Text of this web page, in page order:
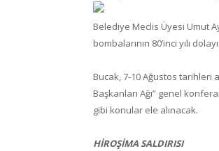
Belediye Meclis Üyesi Umut
bombalarının 80’inci yılı
Bucak, 7-10 Ağustos tarihleri
Başkanları Ağı” genel
gibi konular ele alınacak.
HİROŞİMA SALDIRISI